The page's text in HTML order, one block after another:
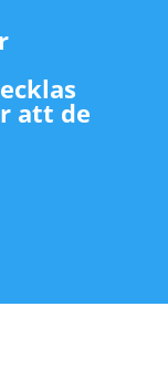
att de